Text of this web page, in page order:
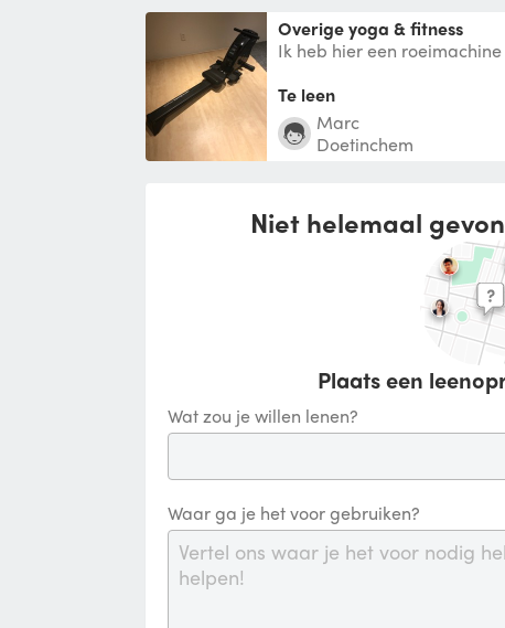
Overige yoga & fitness
Ik heb hier een
Gr M
Te leen
Marc
Doetinchem
Niet helemaal
Plaats een
Wat zou je willen lenen?
Waar ga je het voor gebruiken?